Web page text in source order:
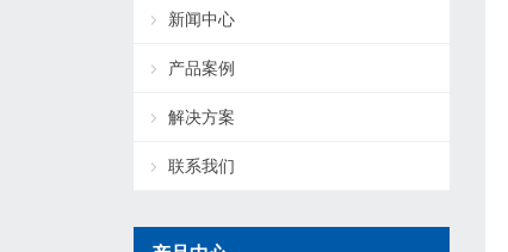
新闻中心
产品案例
解决方案
联系我们